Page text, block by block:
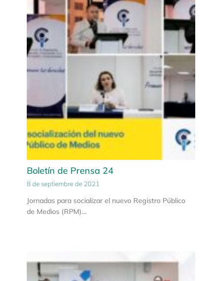
Boletín de Prensa 24
8 de septiembre de 2021
Jornadas para socializar el nuevo Registro Público
de Medios (RPM)…